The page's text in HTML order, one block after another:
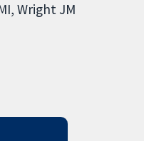
Wright JM